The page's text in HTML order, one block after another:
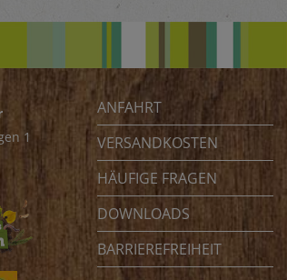
1
ANFAHRT
VERSANDKOSTEN
HÄUFIGE FRAGEN
DOWNLOADS
BARRIEREFREIHEIT